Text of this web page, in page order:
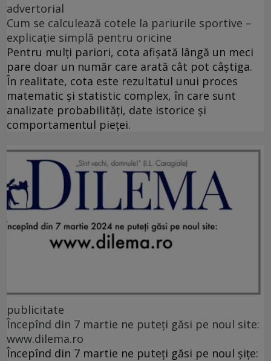
advertorial
Cum se calculează cotele la pariurile sportive –
explicație simplă pentru oricine
Pentru mulți pariori, cota afișată lângă un meci
pare doar un număr care arată cât pot câștiga.
În realitate, cota este rezultatul unui proces
matematic și statistic complex, în care sunt
analizate probabilități, date istorice și
comportamentul pieței.
publicitate
Începînd din 7 martie ne puteți găsi pe noul site:
www.dilema.ro
Începînd din 7 martie ne puteți găsi pe noul șițe: